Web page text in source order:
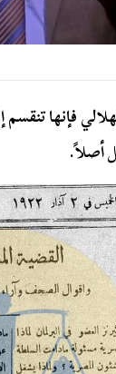
فإنها
أصلاً.